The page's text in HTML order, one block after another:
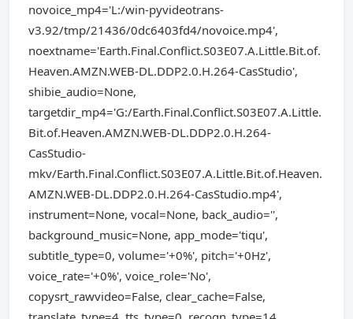
novoice_mp4='L:/win-pyvideotrans-
v3.92/tmp/21436/0dc6403fd4/novoice.mp4',
noextname='Earth.Final.Conflict.S03E07.A.Little.Bit.of.
Heaven.AMZN.WEB-DL.DDP2.0.H.264-CasStudio',
shibie_audio=None,
targetdir_mp4='G:/Earth.Final.Conflict.S03E07.A.Little.
Bit.of.Heaven.AMZN.WEB-DL.DDP2.0.H.264-
CasStudio-
mkv/Earth.Final.Conflict.S03E07.A.Little.Bit.of.Heaven.
AMZN.WEB-DL.DDP2.0.H.264-CasStudio.mp4',
instrument=None, vocal=None, back_audio='',
background_music=None, app_mode='tiqu',
subtitle_type=0, volume='+0%', pitch='+0Hz',
voice_rate='+0%', voice_role='No',
copysrt_rawvideo=False, clear_cache=False,